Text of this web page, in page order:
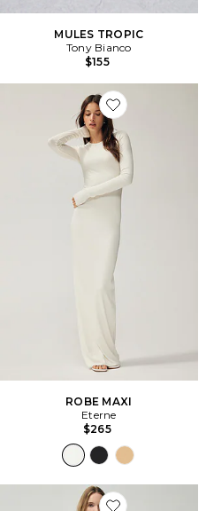
MULES TROPIC
Tony Bianco
$155
Favorite ROBE MAXI
ROBE MAXI
Eterne
$265